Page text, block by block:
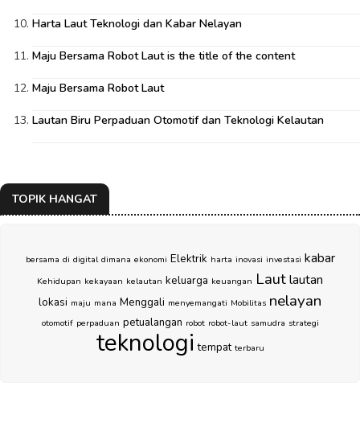
Harta Laut Teknologi dan Kabar Nelayan
Maju Bersama Robot Laut is the title of the content
Maju Bersama Robot Laut
Lautan Biru Perpaduan Otomotif dan Teknologi Kelautan
TOPIK HANGAT
bersama di digital dimana ekonomi Elektrik harta inovasi investasi kabar
Kehidupan kekayaan kelautan keluarga keuangan Lautlautan
lokasi maju mana Menggali menyemangati Mobilitas nelayan
otomotif perpaduan petualangan robot robot-laut samudra strategi
teknologi tempat terbaru